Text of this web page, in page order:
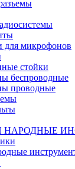
для микрофонов
стойки
беспроводные
проводные
НАРОДНЫЕ